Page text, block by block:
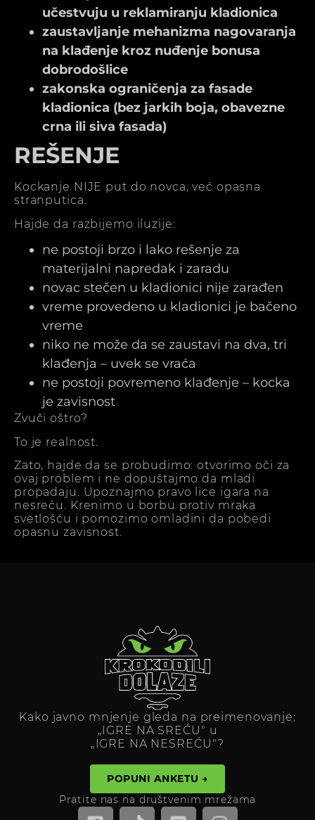
učestvuju u reklamiranju kladionica
zaustavljanje mehanizma nagovaranja
na klađenje kroz nuđenje bonusa
dobrodošlice
zakonska ograničenja za fasade
kladionica (bez jarkih boja, obavezne
crna ili siva fasada)
REŠENJE
Kockanje NIJE put do novca, već opasna
stranputica.
Hajde da razbijemo iluzije:
ne postoji brzo i lako rešenje za
materijalni napredak i zaradu
novac stečen u kladionici nije zarađen
vreme provedeno u kladionici je bačeno
vreme
niko ne može da se zaustavi na dva, tri
klađenja – uvek se vraća
ne postoji povremeno klađenje – kocka
je zavisnost
Zvuči oštro?
To je realnost.
Zato, hajde da se probudimo: otvorimo oči za
ovaj problem i ne dopuštajmo da mladi
propadaju. Upoznajmo pravo lice igara na
nesreću. Krenimo u borbu protiv mraka
svetlošću i pomozimo omladini da pobedi
opasnu zavisnost.
Kako javno mnjenje gleda na preimenovanje:
„IGRE NA SREĆU" u
„IGRE NA NESREĆU"?
POPUNI ANKETU →
Pratite nas na društvenim mrežama